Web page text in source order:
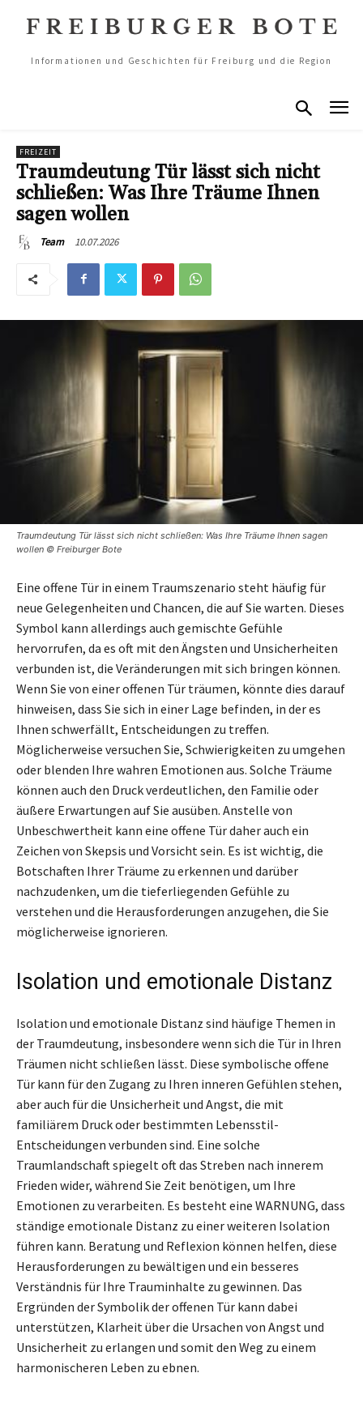
Informationen und Geschichten für Freiburg und die Region
FREIZEIT
Traumdeutung Tür lässt sich nicht
schließen: Was Ihre Träume Ihnen
sagen wollen
Team 10.07.2026
Traumdeutung Tür lässt sich nicht schließen: Was Ihre Träume Ihnen sagen
wollen © Freiburger Bote
Eine offene Tür in einem Traumszenario steht häufig für
neue Gelegenheiten und Chancen, die auf Sie warten. Dieses
Symbol kann allerdings auch gemischte Gefühle
hervorrufen, da es oft mit den Ängsten und Unsicherheiten
verbunden ist, die Veränderungen mit sich bringen können.
Wenn Sie von einer offenen Tür träumen, könnte dies darauf
hinweisen, dass Sie sich in einer Lage befinden, in der es
Ihnen schwerfällt, Entscheidungen zu treffen.
Möglicherweise versuchen Sie, Schwierigkeiten zu umgehen
oder blenden Ihre wahren Emotionen aus. Solche Träume
können auch den Druck verdeutlichen, den Familie oder
äußere Erwartungen auf Sie ausüben. Anstelle von
Unbeschwertheit kann eine offene Tür daher auch ein
Zeichen von Skepsis und Vorsicht sein. Es ist wichtig, die
Botschaften Ihrer Träume zu erkennen und darüber
nachzudenken, um die tieferliegenden Gefühle zu
verstehen und die Herausforderungen anzugehen, die Sie
möglicherweise ignorieren.
Isolation und emotionale Distanz
Isolation und emotionale Distanz sind häufige Themen in
der Traumdeutung, insbesondere wenn sich die Tür in Ihren
Träumen nicht schließen lässt. Diese symbolische offene
Tür kann für den Zugang zu Ihren inneren Gefühlen stehen,
aber auch für die Unsicherheit und Angst, die mit
familiärem Druck oder bestimmten Lebensstil-
Entscheidungen verbunden sind. Eine solche
Traumlandschaft spiegelt oft das Streben nach innerem
Frieden wider, während Sie Zeit benötigen, um Ihre
Emotionen zu verarbeiten. Es besteht eine WARNUNG, dass
ständige emotionale Distanz zu einer weiteren Isolation
führen kann. Beratung und Reflexion können helfen, diese
Herausforderungen zu bewältigen und ein besseres
Verständnis für Ihre Trauminhalte zu gewinnen. Das
Ergründen der Symbolik der offenen Tür kann dabei
unterstützen, Klarheit über die Ursachen von Angst und
Unsicherheit zu erlangen und somit den Weg zu einem
harmonischeren Leben zu ebnen.